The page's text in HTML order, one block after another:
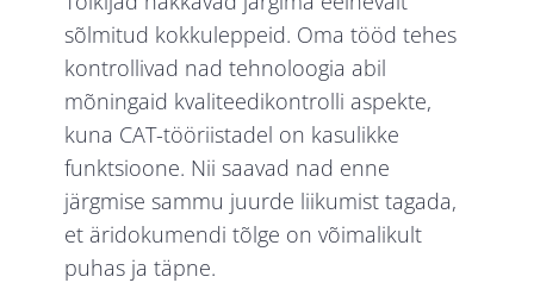
sõlmitud kokkuleppeid. Oma tööd tehes
kontrollivad nad tehnoloogia abil
mõningaid kvaliteedikontrolli aspekte,
kuna CAT-tööriistadel on kasulikke
funktsioone. Nii saavad nad enne
järgmise sammu juurde liikumist tagada,
et äridokumendi tõlge on võimalikult
puhas ja täpne.